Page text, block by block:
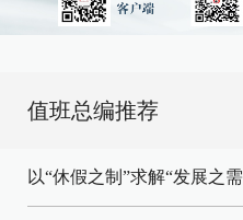
值班总编推荐
以“休假之制”求解“发展之